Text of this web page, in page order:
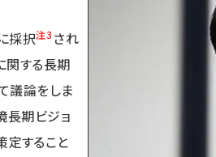
採択注3 され
関する長期
議論をしま
長期ビジョ
すること